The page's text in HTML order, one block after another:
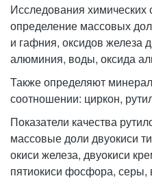
Исследования химических
определение массовых
и гафния, оксидов железа
алюминия, воды, оксида
Также определяют
соотношении: циркон,
Показатели качества
массовые доли двуокиси
окиси железа, двуокиси
пятиокиси фосфора, серы,